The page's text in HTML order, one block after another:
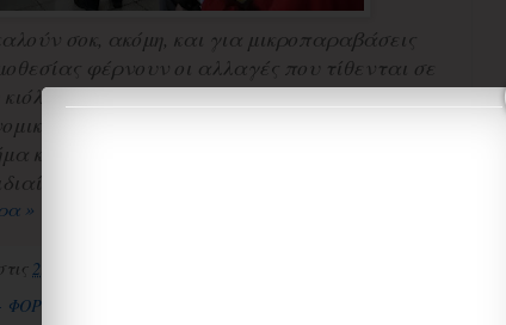
σοκ, ακόμη, και για μικροπαραβάσεις
φέρνουν οι αλλαγές που τίθενται σε
ημέρα του 2014.
ξεκινά μία ακόμη προσπάθεια να
και, κυρίως, να πιέσει τους
εκείνους ........
»
2:39:00 μ.μ.